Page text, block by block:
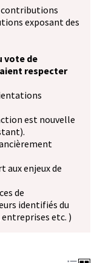
contributions
exposant des
vote de
respecter
est nouvelle
aux enjeux de
de
identifiés du
etc. )